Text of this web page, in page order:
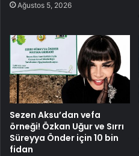
Ağustos 5, 2026
Sezen Aksu’dan vefa
örneği! Özkan Uğur ve Sırrı
Süreyya Önder için 10 bin
fidan